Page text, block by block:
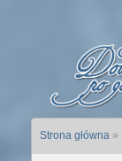
Strona główna»